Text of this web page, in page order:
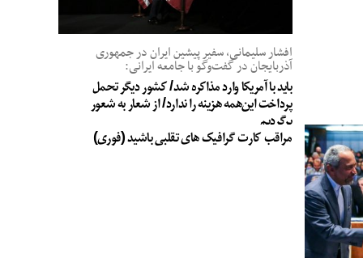
افشار سلیمانی، سفیر پیشین ایران در جمهوری
آذربایجان در گفت‌وگو با جامعه ایرانی:
باید با آمریکا وارد مذاکره شد/ کشور دیگر تحمل
پرداخت این‌همه هزینه را ندارد/ از شعار به شعور
برگردیم
مراقب کارت گرافیک های تقلبی باشید (فوری)